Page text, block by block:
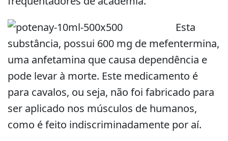
Esta
substância, possui 600 mg de mefentermina,
uma anfetamina que causa dependência e
pode levar à morte. Este medicamento é
para cavalos, ou seja, não foi fabricado para
ser aplicado nos músculos de humanos,
como é feito indiscriminadamente por aí.